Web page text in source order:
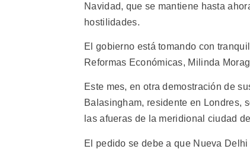
Navidad, que se mantiene hasta
hostilidades.
El gobierno está tomando con
Reformas Económicas, Milinda
Este mes, en otra demostración de
Balasingham, residente en Londres,
las afueras de la meridional ciudad
El pedido se debe a que Nueva